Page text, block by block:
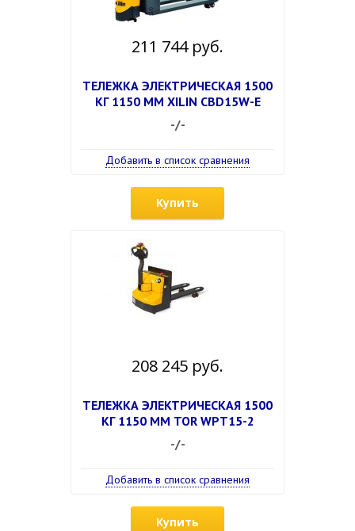
211 744 руб.
ТЕЛЕЖКА ЭЛЕКТРИЧЕСКАЯ 1500
КГ 1150 ММ XILIN CBD15W-E
-/-
Добавить в список сравнения
Купить
208 245 руб.
ТЕЛЕЖКА ЭЛЕКТРИЧЕСКАЯ 1500
КГ 1150 ММ TOR WPT15-2
-/-
Добавить в список сравнения
Купить